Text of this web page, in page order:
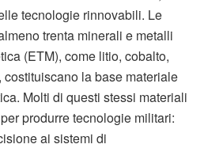
tecnologie rinnovabili. Le
trenta minerali e metalli
(ETM), come litio, cobalto,
costituiscano la base materiale
Molti di questi stessi materiali
produrre tecnologie militari:
ai sistemi di